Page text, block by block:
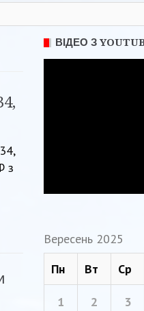
з
ВІДЕО З
Вересень 2025
Пн
Вт Ср
1 2 3